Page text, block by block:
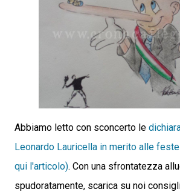
Abbiamo letto con sconcerto le
Leonardo Lauricella in merito alle
qui l'articolo). Con una sfrontatezza
spudoratamente, scarica su noi